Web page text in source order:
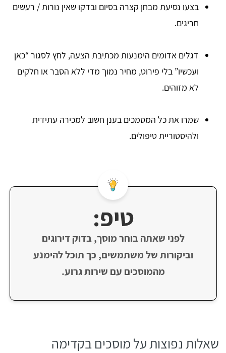
בצעו נסיעת מבחן קצרה בסיום ובדקו שאין נורות / רעשים
חריגים.
דגלים אדומים הימנעות מכתיבת הצעה, לחץ לסגור “כאן
ועכשיו” בלי פירוט, מחיר נמוך מדי ללא הסבר או חלקים
לא מזוהים.
שמרו את כל המסמכים בענן חשוב למכירה עתידית
ולהיסטוריית טיפולים.
טיפ:
לפני שאתה בוחר מוסך, בדוק דירוגים
וביקורות של משתמשים, כך תוכל להימנע
מהמוסכים עם שירות גרוע.
​שאלות נפוצות על מוסכים בקדימה